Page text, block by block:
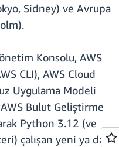
Sidney) ve Avrupa
Konsolu, AWS
CLI), AWS Cloud
Uygulama Modeli
AWS Bulut Geliştirme
Python 3.12 (ve
çalışan yeni ya da